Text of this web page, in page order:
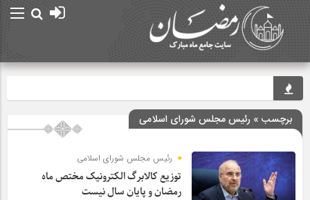
برچسب » رئیس مجلس شورای اسلامی
رئیس مجلس شورای اسلامی
توزیع کالابرگ الکترونیک مختص ماه
رمضان و پایان سال نیست